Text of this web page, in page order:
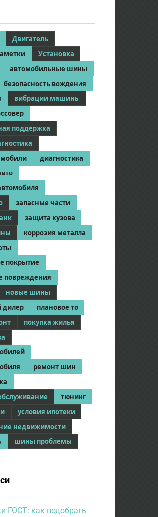
Двигатель
Установка
автомобильные шины
безопасность вождения
вибрации машины
поддержка
диагностика
запасные части
защита кузова
коррозия металла
покрытие
повреждения
новые шины
дилер
плановое то
покупка жилья
ремонт шин
тюнинг
условия ипотеки
недвижимости
шины проблемы
ГОСТ: как подобрать